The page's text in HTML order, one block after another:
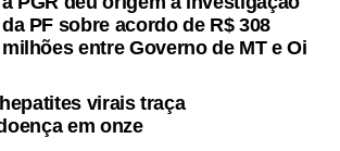
da PF sobre acordo de R$ 308
milhões entre Governo de MT e Oi
virais traça
em onze